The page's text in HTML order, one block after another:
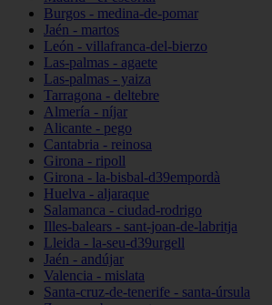
Burgos - medina-de-pomar
Jaén - martos
León - villafranca-del-bierzo
Las-palmas - agaete
Las-palmas - yaiza
Tarragona - deltebre
Almería - níjar
Alicante - pego
Cantabria - reinosa
Girona - ripoll
Girona - la-bisbal-d39empordà
Huelva - aljaraque
Salamanca - ciudad-rodrigo
Illes-balears - sant-joan-de-labritja
Lleida - la-seu-d39urgell
Jaén - andújar
Valencia - mislata
Santa-cruz-de-tenerife - santa-úrsula